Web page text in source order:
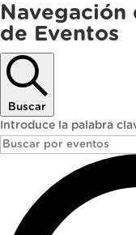
Eventos
Navegación
de Eventos
Buscar
Introduce la palabra